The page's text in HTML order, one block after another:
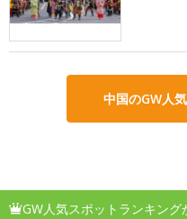
中国のGW人
GW人気スポットランキング